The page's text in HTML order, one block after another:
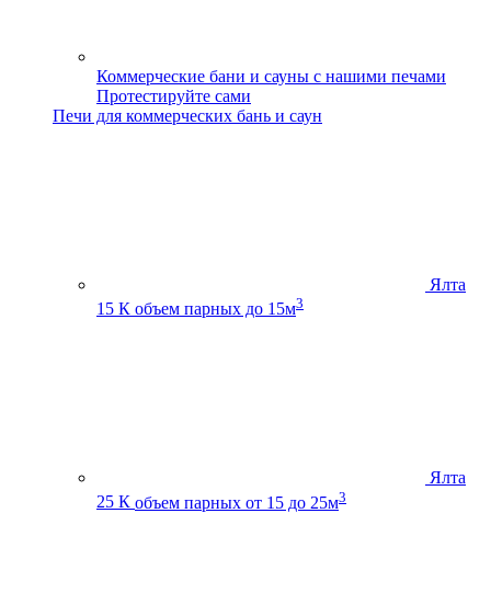
Коммерческие бани и сауны с нашими печами
Протестируйте сами
Печи для коммерческих бань и саун
Ялта
15 К объем парных до 15м3
Ялта
25 К объем парных от 15 до 25м3